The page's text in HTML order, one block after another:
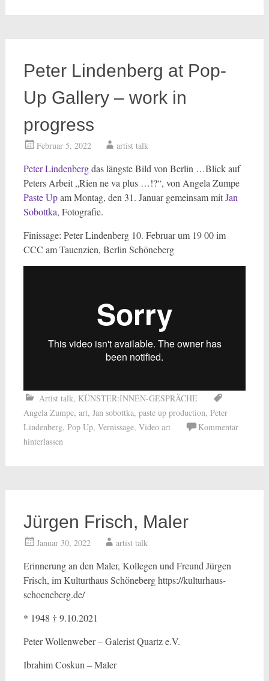
Peter Lindenberg at Pop-
Up Gallery – work in
progress
Februar 5, 2022 artist talk
Peter Lindenbergdas längste Bild von Berlin …Blick auf
Peters Arbeit „Rien ne va plus …!?“, von Angela Zumpe
Paste Upam Montag, den 31. Januar gemeinsam mitJan
Sobottka, Fotografie.
Finissage: Peter Lindenberg 10. Februar um 19 00 im
CCC am Tauenzien, Berlin Schöneberg
Artist talk, KÜNSTER:INNEN-GESPRÄCHE
Angela Zumpe, art, Jan sobottka, paste up production, Peter
Lindenberg, Pop Up, Vernissage, Video art
Kommentar
hinterlassen
Jürgen Frisch, Maler
Januar 30, 2022 artist talk
Erinnerung an den Maler, Kollegen und Freund Jürgen
Frisch, im Kulturthaus Schöneberg https://kulturhaus-
schoeneberg.de/
* 1948 † 9.10.2021
Peter Wollenweber – Galerist Quartz e.V.
Ibrahim Coskun – Maler